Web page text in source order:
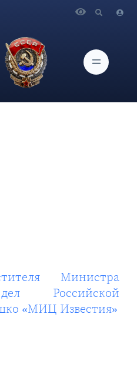
«МИЦ Известия»
Министра
Российской
«МИЦ Известия»